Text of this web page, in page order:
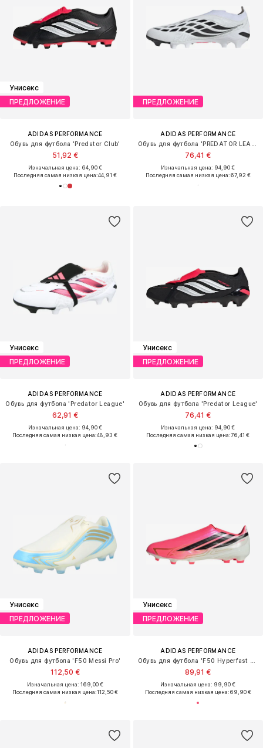
Унисекс
ПРЕДЛОЖЕНИЕ
ADIDAS PERFORMANCE
Обувь для футбола 'Predator Club'
51,92 €
Изначальная цена: 64,90 €
Последняя самая низкая цена:44,91 €
ПРЕДЛОЖЕНИЕ
ADIDAS PERFORMANCE
76,41 €
Изначальная цена: 94,90 €
Последняя самая низкая цена:67,92 €
Унисекс
ПРЕДЛОЖЕНИЕ
ADIDAS PERFORMANCE
Обувь для футбола 'Predator League'
62,91 €
Изначальная цена: 94,90 €
Последняя самая низкая цена:48,93 €
Унисекс
ПРЕДЛОЖЕНИЕ
ADIDAS PERFORMANCE
Обувь для футбола 'Predator League'
76,41 €
Изначальная цена: 94,90 €
Последняя самая низкая цена:76,41 €
Унисекс
ПРЕДЛОЖЕНИЕ
ADIDAS PERFORMANCE
Обувь для футбола 'F50 Messi Pro'
112,50 €
Изначальная цена: 169,00 €
Последняя самая низкая цена:112,50 €
Унисекс
ПРЕДЛОЖЕНИЕ
ADIDAS PERFORMANCE
89,91 €
Изначальная цена: 99,90 €
Последняя самая низкая цена:69,90 €